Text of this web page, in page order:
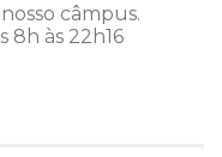
câmpus.
8h às 22h16